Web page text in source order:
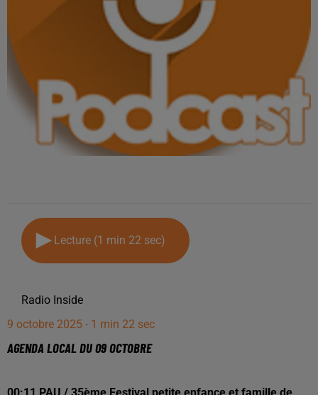
Lecture (1 min 22 sec)
Radio Inside
9 octobre 2025 - 1 min 22 sec
AGENDA LOCAL DU 09 OCTOBRE